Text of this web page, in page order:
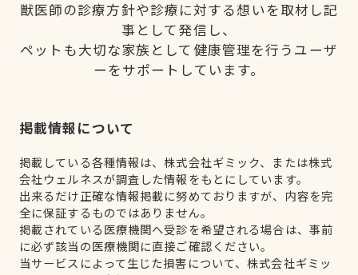
獣医師の診療方針や診療に対する想いを取材し記
事として発信し、
ペットも大切な家族として健康管理を行うユーザ
ーをサポートしています。
掲載情報について
掲載している各種情報は、株式会社ギミック、または株式
会社ウェルネスが調査した情報をもとにしています。
出来るだけ正確な情報掲載に努めておりますが、内容を完
全に保証するものではありません。
掲載されている医療機関へ受診を希望される場合は、事前
に必ず該当の医療機関に直接ご確認ください。
当サービスによって生じた損害について、株式会社ギミッ